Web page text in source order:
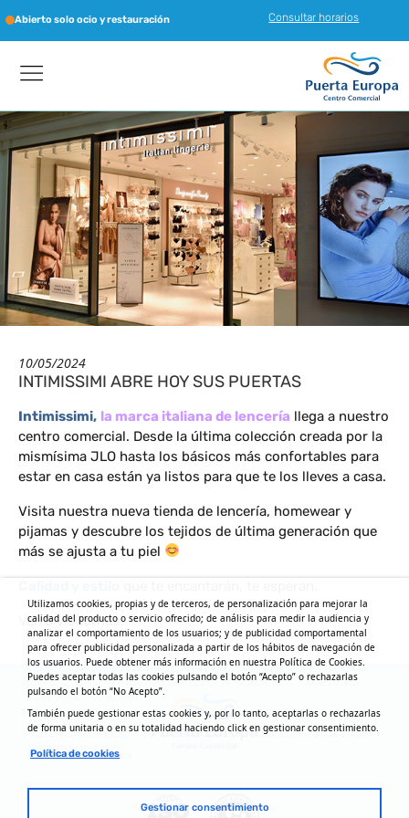
Abierto solo ocio y restauración Consultar horarios
10/05/2024
INTIMISSIMI ABRE HOY SUS PUERTAS
Intimissimi, la marca italiana de lencería llega a nuestro
centro comercial. Desde la última colección creada por la
mismísima JLO hasta los básicos más confortables para
estar en casa están ya listos para que te los lleves a casa.
Visita nuestra nueva tienda de lencería, homewear y
pijamas y descubre los tejidos de última generación que
más se ajusta a tu piel
Ven a visitarnos.
Utilizamos cookies, propias y de terceros, de personalización para mejorar la
calidad del producto o servicio ofrecido; de análisis para medir la audiencia y
analizar el comportamiento de los usuarios; y de publicidad comportamental
para ofrecer publicidad personalizada a partir de los hábitos de navegación de
los usuarios. Puede obtener más información en nuestra Política de Cookies.
Puedes aceptar todas las cookies pulsando el botón “Acepto” o rechazarlas
pulsando el botón “No Acepto”.
También puede gestionar estas cookies y, por lo tanto, aceptarlas o rechazarlas
de forma unitaria o en su totalidad haciendo click en gestionar consentimiento.
Política de cookies
Gestionar consentimiento